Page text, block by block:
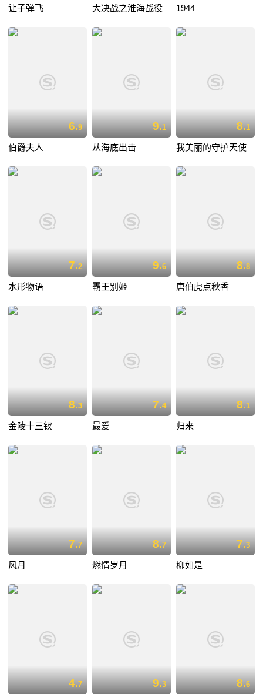
让子弹飞 大决战之淮海战役 1944
6.9
伯爵夫人
9.1
从海底出击
8.1
我美丽的守护天使
7.2
水形物语
9.6
霸王别姬
8.8
唐伯虎点秋香
8.3
金陵十三钗
7.4
最爱
8.1
归来
7.7
风月
8.7
燃情岁月
7.3
柳如是
4.7 9.3 8.6